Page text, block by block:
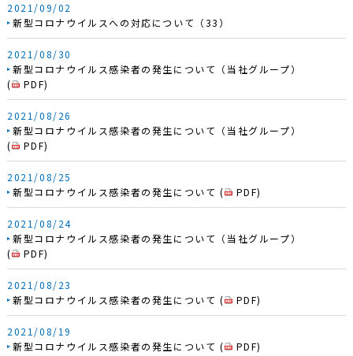
2021/09/02
新型コロナウイルスへの対応について（33）
2021/08/30
新型コロナウイルス感染者の発生について（当社グループ）
(
PDF)
2021/08/26
新型コロナウイルス感染者の発生について（当社グループ）
(
PDF)
2021/08/25
新型コロナウイルス感染者の発生について ( PDF)
2021/08/24
新型コロナウイルス感染者の発生について（当社グループ）
(
PDF)
2021/08/23
新型コロナウイルス感染者の発生について ( PDF)
2021/08/19
新型コロナウイルス感染者の発生について ( PDF)